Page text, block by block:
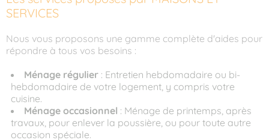
SERVICES
Nous vous proposons une gamme complète d'aides pour
répondre à tous vos besoins :
Ménage régulier : Entretien hebdomadaire ou bi-
hebdomadaire de votre logement, y compris votre
cuisine.
Ménage occasionnel : Ménage de printemps, après
travaux, pour enlever la poussière, ou pour toute autre
occasion spéciale.